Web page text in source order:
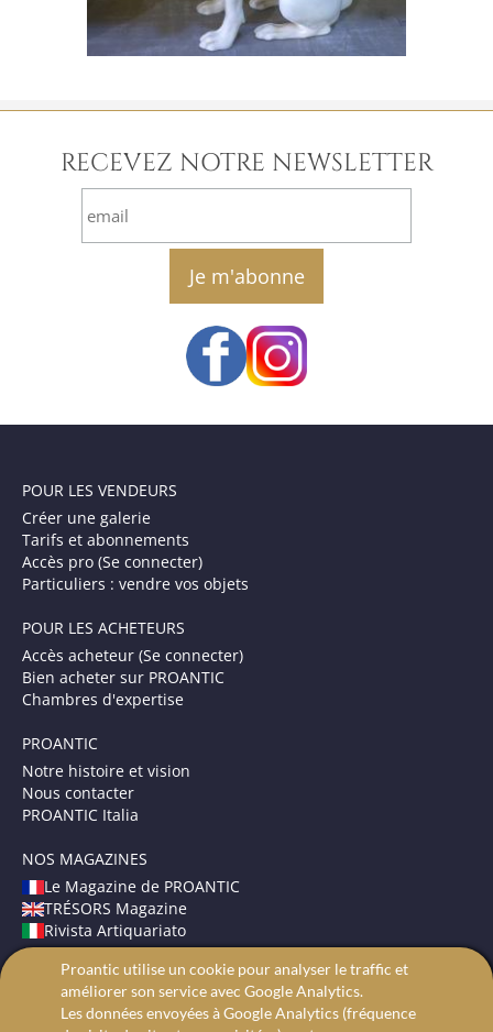
RECEVEZ NOTRE NEWSLETTER
email
POUR LES VENDEURS
Créer une galerie
Tarifs et abonnements
Accès pro (Se connecter)
Particuliers : vendre vos objets
POUR LES ACHETEURS
Accès acheteur (Se connecter)
Bien acheter sur PROANTIC
Chambres d'expertise
PROANTIC
Notre histoire et vision
Nous contacter
PROANTIC Italia
NOS MAGAZINES
Le Magazine de PROANTIC
TRÉSORS Magazine
Rivista Artiquariato
CONDITIONS GÉNÉRALES
Mentions légales
Protection des données
Proantic utilise un cookie pour analyser le traffic et
améliorer son service avec Google Analytics.
Les données envoyées à Google Analytics (fréquence